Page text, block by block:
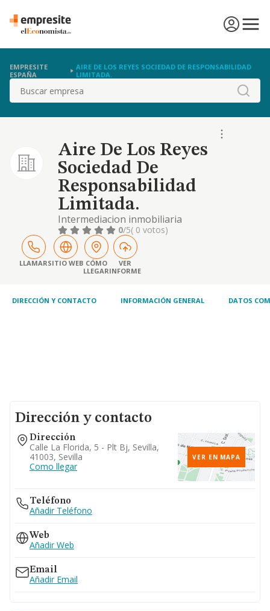
EMPRESITE
ESPAÑA
AIRE DE LOS REYES SOCIEDAD DE RESPONSABILIDAD
LIMITADA.
Buscar
Aire De Los Reyes
Sociedad De
Responsabilidad
Limitada.
Intermediacion inmobiliaria
0/5( 0 votos)
LLAMARSITIO WEB CÓMO
LLEGAR
VER
INFORME
DIRECCIÓN Y CONTACTO INFORMACIÓN GENERAL DATOS
Dirección y contacto
Dirección
Calle La Florida, 5 - Plt Bj, Sevilla,
41003, Sevilla
Como llegar
VER EN MAPA
Teléfono
Añadir Teléfono
Web
Añadir Web
Email
Añadir Email